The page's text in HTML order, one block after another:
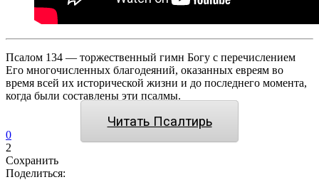
Псалом 134 — торжественный гимн Богу с перечислением
Его многочисленных благодеяний, оказанных евреям во
время всей их исторической жизни и до последнего момента,
когда были составлены эти псалмы.
Читать Псалтирь
0
2
Сохранить
Поделиться: